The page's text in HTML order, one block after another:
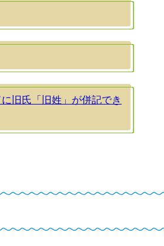
旧氏「旧姓」が併記でき